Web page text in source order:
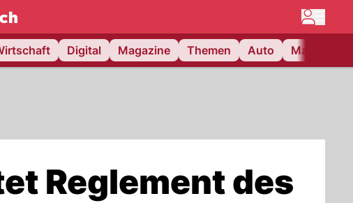
Digital Magazine Themen Auto Matchcenter
Reglement des